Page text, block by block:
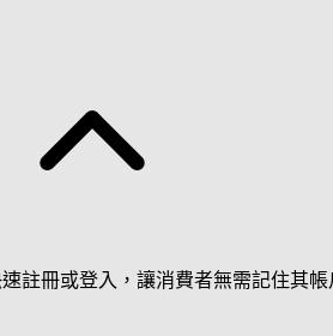
註冊或登入，讓消費者無需記住其帳